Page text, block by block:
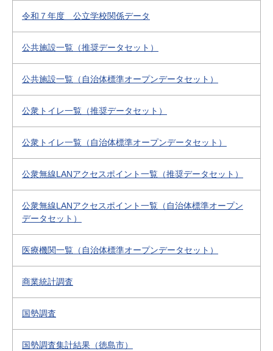
令和７年度 公立学校関係データ
公共施設一覧（推奨データセット）
公共施設一覧（自治体標準オープンデータセット）
公衆トイレ一覧（推奨データセット）
公衆トイレ一覧（自治体標準オープンデータセット）
公衆無線LANアクセスポイント一覧（推奨データセット）
公衆無線LANアクセスポイント一覧（自治体標準オープン
データセット）
医療機関一覧（自治体標準オープンデータセット）
商業統計調査
国勢調査
国勢調査集計結果（徳島市）